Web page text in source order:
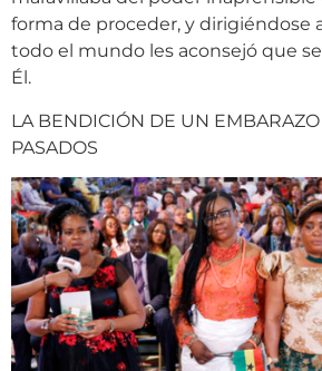
forma de proceder, y dirigiéndose
todo el mundo les aconsejó que
Él.
LA BENDICIÓN DE UN
PASADOS